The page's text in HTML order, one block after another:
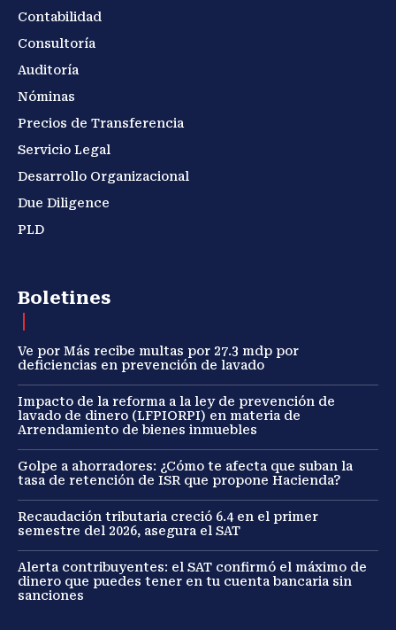
Contabilidad
Consultoría
Auditoría
Nóminas
Precios de Transferencia
Servicio Legal
Desarrollo Organizacional
Due Diligence
PLD
Boletines
Ve por Más recibe multas por 27.3 mdp por
deficiencias en prevención de lavado
Impacto de la reforma a la ley de prevención de
lavado de dinero (LFPIORPI) en materia de
Arrendamiento de bienes inmuebles
Golpe a ahorradores: ¿Cómo te afecta que suban la
tasa de retención de ISR que propone Hacienda?
Recaudación tributaria creció 6.4 en el primer
semestre del 2026, asegura el SAT
Alerta contribuyentes: el SAT confirmó el máximo de
dinero que puedes tener en tu cuenta bancaria sin
sanciones